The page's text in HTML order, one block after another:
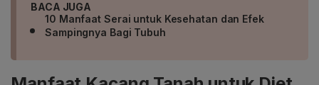
BACA JUGA
10 Manfaat Serai untuk Kesehatan dan Efek
Sampingnya Bagi Tubuh